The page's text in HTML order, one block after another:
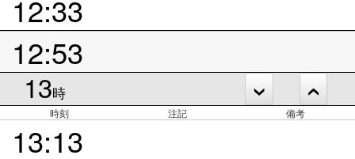
12:33
12:53
13時
時刻 注記 備考
13:13